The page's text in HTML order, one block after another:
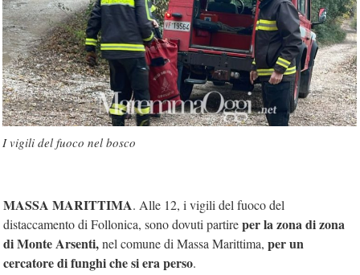
I vigili del fuoco nel bosco
MASSA MARITTIMA. Alle 12, i vigili del fuoco del
distaccamento di Follonica, sono dovuti partireper la zona di zona
di Monte Arsenti,nel comune di Massa Marittima, per un
cercatore di funghi che si era perso.